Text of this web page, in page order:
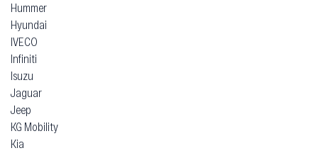
Hummer
Hyundai
IVECO
Infiniti
Isuzu
Jaguar
Jeep
KG Mobility
Kia